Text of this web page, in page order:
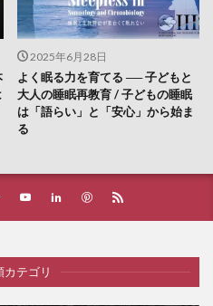
2025年6月28日
よく眠る力を育てる ── 子どもと
大人の睡眠再教育 / 子どもの睡眠
は「語らい」と「安心」から始ま
る
カテゴリ